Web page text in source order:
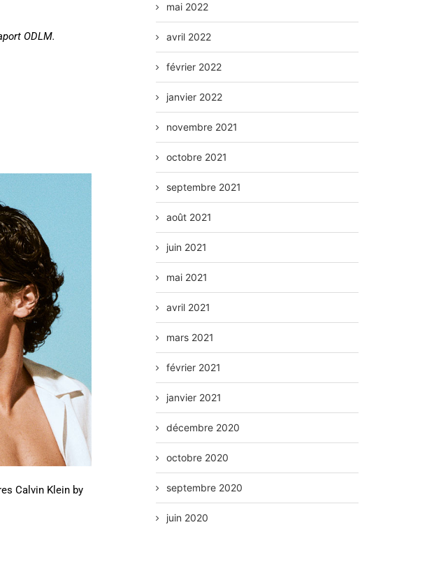
ODLM.
Calvin Klein by
mai 2022
avril 2022
février 2022
janvier 2022
novembre 2021
octobre 2021
septembre 2021
août 2021
juin 2021
mai 2021
avril 2021
mars 2021
février 2021
janvier 2021
décembre 2020
octobre 2020
septembre 2020
juin 2020